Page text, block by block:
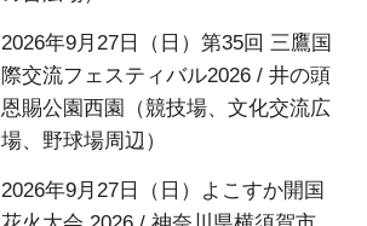
2026年9月27日（日）第35回 三鷹国
際交流フェスティバル2026 / 井の頭
恩賜公園西園（競技場、文化交流広
場、野球場周辺）
2026年9月27日（日）よこすか開国